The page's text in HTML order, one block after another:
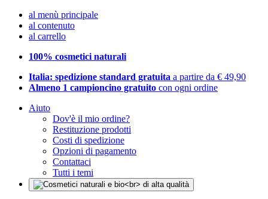
al menù principale
al contenuto
al carrello
100% cosmetici naturali
Italia: spedizione standard gratuita a partire da € 49,90
Almeno 1 campioncino gratuito con ogni ordine
Aiuto
Dov'è il mio ordine?
Restituzione prodotti
Costi di spedizione
Opzioni di pagamento
Contattaci
Tutti i temi